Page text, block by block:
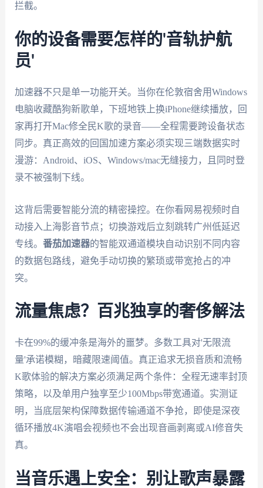
拦截。
你的设备需要怎样的'音轨护航
员'
加速器不只是单一功能开关。当你在伦敦宿舍用Windows
电脑收藏酷狗新歌单，下班地铁上换iPhone继续播放，回
家再打开Mac修全民K歌的录音——全程需要跨设备状态
同步。真正高效的回国加速方案必须实现三端数据实时
漫游：Android、iOS、Windows/mac无缝接力，且同时登
录不被强制下线。
这背后需要智能分流的精密操控。在你看网易视频时自
动接入上海影音节点；切换游戏后立刻跳转广州低延迟
专线。 番茄加速器的智能双通道模块自动识别不同内容
的数据包路线，避免手动切换的繁琐或带宽抢占的冲
突。
流量焦虑？百兆独享的奢侈解法
卡在99%的缓冲条是海外的噩梦。多数工具对'无限流
量'承诺模糊，暗藏限速阈值。真正追求无损音质和流畅
K歌体验的解决方案必须满足两个条件：全程无速率封顶
策略，以及单用户独享至少100Mbps带宽通道。实测证
明，当底层架构保障数据传输通道不争抢，即使是深夜
循环播放4K演唱会视频也不会出现音画剥离或AI修音失
真。
当音乐遇上安全：别让歌声暴露